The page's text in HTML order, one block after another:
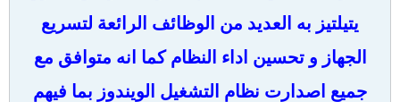
يتيلتيز به العديد من الوظائف الرائعة لتسريع
الجهاز و تحسين اداء النظام كما انه متوافق مع
جميع اصدارت نظام التشغيل الويندوز بما فيهم